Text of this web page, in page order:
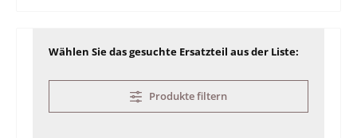
Wählen Sie das gesuchte Ersatzteil aus der Liste:
Produkte filtern